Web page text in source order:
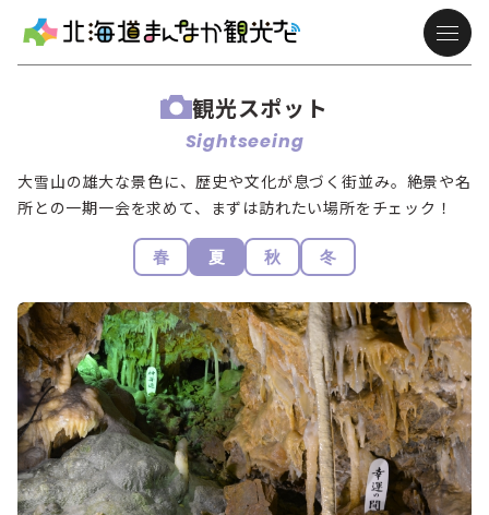
観光スポット
Sightseeing
大雪山の雄大な景色に、歴史や文化が息づく街並み。絶景や名
所との一期一会を求めて、まずは訪れたい場所をチェック！
春 夏 秋 冬